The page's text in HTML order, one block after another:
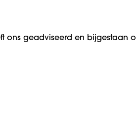
ons geadviseerd en